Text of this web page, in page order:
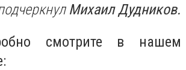
Михаил Дудников.
смотрите в нашем